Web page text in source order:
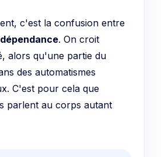
c'est la confusion entre
dépendance. On croit
alors qu'une partie du
des automatismes
C'est pour cela que
parlent au corps autant